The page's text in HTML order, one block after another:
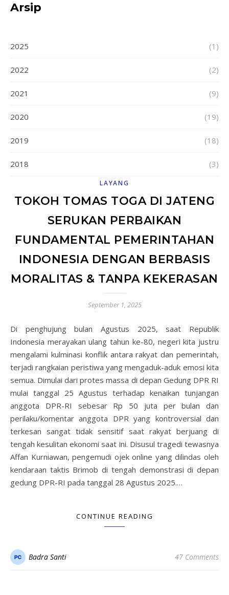
Arsip
2025 (1)
2022 (2)
2021 (9)
2020 (19)
2019 (18)
2018 (3)
LAYANG
TOKOH TOMAS TOGA DI JATENG
SERUKAN PERBAIKAN
FUNDAMENTAL PEMERINTAHAN
INDONESIA DENGAN BERBASIS
MORALITAS & TANPA KEKERASAN
September 1, 2025
Di penghujung bulan Agustus 2025, saat Republik
Indonesia merayakan ulang tahun ke-80, negeri kita justru
mengalami kulminasi konflik antara rakyat dan pemerintah,
terjadi rangkaian peristiwa yang mengaduk-aduk emosi kita
semua. Dimulai dari protes massa di depan Gedung DPR RI
mulai tanggal 25 Agustus terhadap kenaikan tunjangan
anggota DPR-RI sebesar Rp 50 juta per bulan dan
perilaku/komentar anggota DPR yang kontroversial dan
terkesan sangat tidak sensitif saat rakyat berjuang di
tengah kesulitan ekonomi saat ini. Disusul tragedi tewasnya
Affan Kurniawan, pengemudi ojek online yang dilindas oleh
kendaraan taktis Brimob di tengah demonstrasi di depan
gedung DPR-RI pada tanggal 28 Agustus 2025.…
CONTINUE READING
Badra Santi 47 Comments